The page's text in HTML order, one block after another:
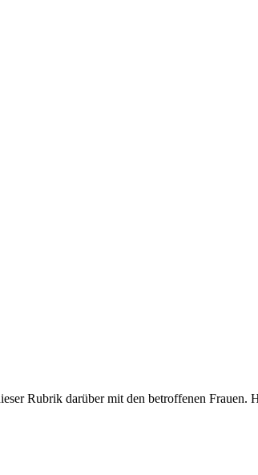
Rubrik darüber mit den betroffenen